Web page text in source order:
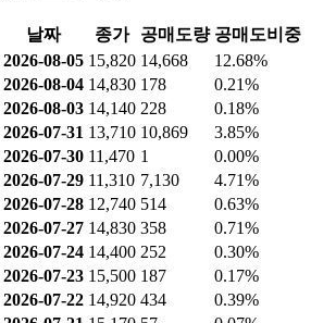
날짜 종가 공매도량 공매도비중
2026-08-05 15,820 14,668
12.68%
2026-08-04 14,830 178
0.21%
2026-08-03 14,140 228
0.18%
2026-07-31 13,710 10,869
3.85%
2026-07-30 11,470 1
0.00%
2026-07-29 11,310 7,130
4.71%
2026-07-28 12,740 514
0.63%
2026-07-27 14,830 358
0.71%
2026-07-24 14,400 252
0.30%
2026-07-23 15,500 187
0.17%
2026-07-22 14,920 434
0.39%